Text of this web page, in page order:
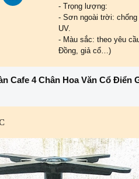
- Trọng lượng:
- Sơn ngoài trời: chống
UV.
- Màu sắc: theo yêu
Đồng, giả cổ…)
Cafe 4 Chân Hoa Văn Cổ Điển